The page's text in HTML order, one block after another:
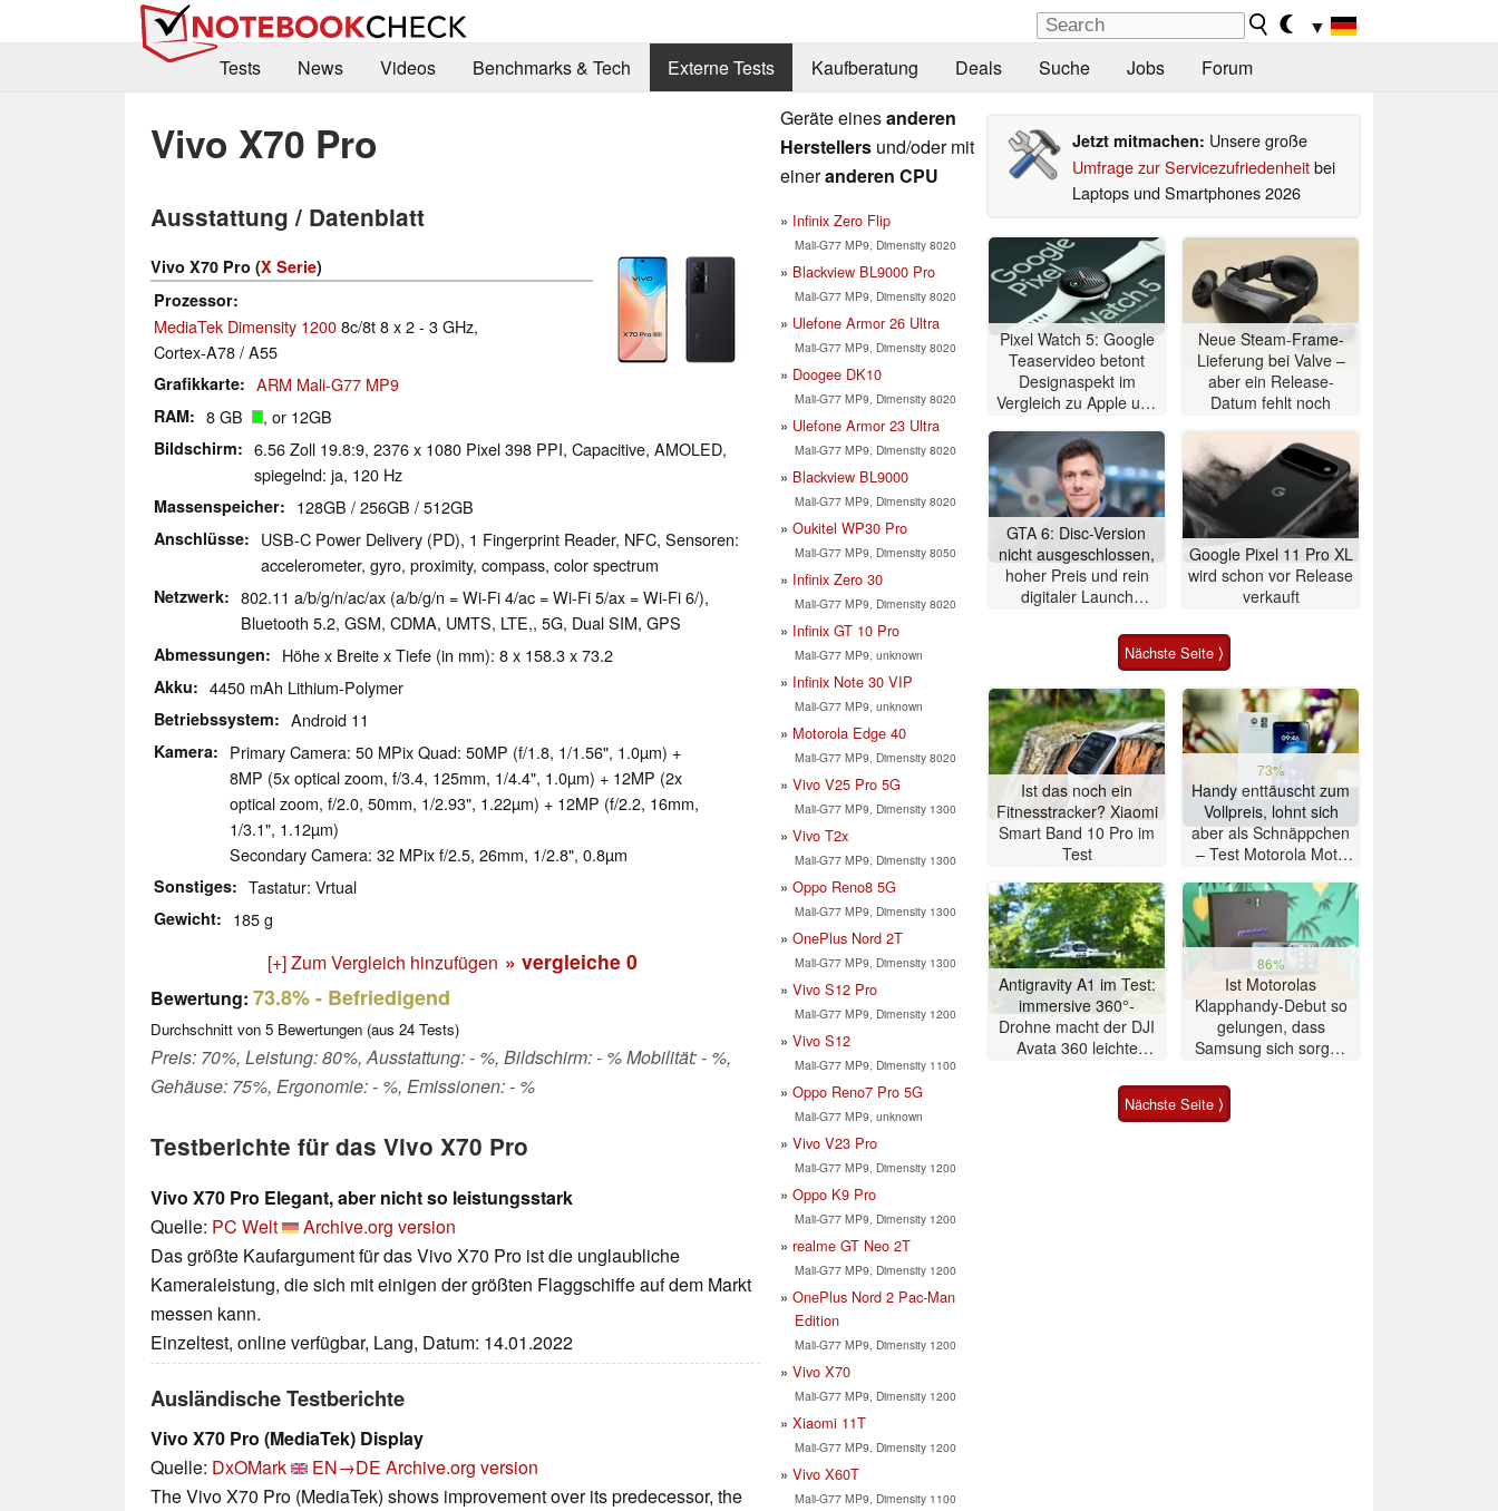
▼
Tests
News Videos Benchmarks & Tech Externe Tests Kaufberatung Deals Suche Jobs Forum
Vivo X70 Pro
Ausstattung / Datenblatt
Vivo X70 Pro (X Serie)
Prozessor
MediaTek Dimensity 12008c/8t 8 x 2 - 3 GHz,
Cortex-A78 / A55
Grafikkarte ARM Mali-G77 MP9
RAM 8 GB , or 12GB
Bildschirm
6.56 Zoll 19.8:9, 2376 x 1080 Pixel 398 PPI, Capacitive, AMOLED,
spiegelnd: ja, 120 Hz
Massenspeicher 128GB / 256GB / 512GB
Anschlüsse
USB-C Power Delivery (PD), 1 Fingerprint Reader, NFC, Sensoren:
accelerometer, gyro, proximity, compass, color spectrum
Netzwerk
802.11 a/b/g/n/ac/ax (a/b/g/n = Wi-Fi 4/ac = Wi-Fi 5/ax = Wi-Fi 6/),
Bluetooth 5.2, GSM, CDMA, UMTS, LTE,, 5G, Dual SIM, GPS
Abmessungen Höhe x Breite x Tiefe (in mm): 8 x 158.3 x 73.2
Akku 4450 mAh Lithium-Polymer
Betriebssystem Android 11
Kamera
Primary Camera: 50 MPix Quad: 50MP (f/1.8, 1/1.56", 1.0µm) +
8MP (5x optical zoom, f/3.4, 125mm, 1/4.4", 1.0µm) + 12MP (2x
optical zoom, f/2.0, 50mm, 1/2.93", 1.22µm) + 12MP (f/2.2, 16mm,
1/3.1", 1.12µm)
Secondary Camera: 32 MPix f/2.5, 26mm, 1/2.8", 0.8µm
Sonstiges Tastatur: Vrtual
Gewicht 185 g
[+] Zum Vergleich hinzufügen » vergleiche 0
Bewertung: 73.8%- Befriedigend
Durchschnitt von 5 Bewertungen (aus 24 Tests)
Preis: 70%, Leistung: 80%, Ausstattung: - %, Bildschirm: - % Mobilität: - %,
Gehäuse: 75%, Ergonomie: - %, Emissionen: - %
Testberichte für das Vivo X70 Pro
Vivo X70 Pro Elegant, aber nicht so leistungsstark
Quelle: PC Welt
Archive.org version
Das größte Kaufargument für das Vivo X70 Pro ist die unglaubliche
Kameraleistung, die sich mit einigen der größten Flaggschiffe auf dem Markt
messen kann.
Einzeltest, online verfügbar, Lang, Datum: 14.01.2022
Ausländische Testberichte
Vivo X70 Pro (MediaTek) Display
Quelle: DxOMark EN→DE Archive.org version
The Vivo X70 Pro (MediaTek) shows improvement over its predecessor, the
Geräte einesanderen
Herstellers und/oder mit
eineranderen CPU
Infinix Zero Flip
Mali-G77 MP9, Dimensity 8020
Blackview BL9000 Pro
Mali-G77 MP9, Dimensity 8020
Ulefone Armor 26 Ultra
Mali-G77 MP9, Dimensity 8020
Doogee DK10
Mali-G77 MP9, Dimensity 8020
Ulefone Armor 23 Ultra
Mali-G77 MP9, Dimensity 8020
Blackview BL9000
Mali-G77 MP9, Dimensity 8020
Oukitel WP30 Pro
Mali-G77 MP9, Dimensity 8050
Infinix Zero 30
Mali-G77 MP9, Dimensity 8020
Infinix GT 10 Pro
Mali-G77 MP9, unknown
Infinix Note 30 VIP
Mali-G77 MP9, unknown
Motorola Edge 40
Mali-G77 MP9, Dimensity 8020
Vivo V25 Pro 5G
Mali-G77 MP9, Dimensity 1300
Vivo T2x
Mali-G77 MP9, Dimensity 1300
Oppo Reno8 5G
Mali-G77 MP9, Dimensity 1300
OnePlus Nord 2T
Mali-G77 MP9, Dimensity 1300
Vivo S12 Pro
Mali-G77 MP9, Dimensity 1200
Vivo S12
Mali-G77 MP9, Dimensity 1100
Oppo Reno7 Pro 5G
Mali-G77 MP9, unknown
Vivo V23 Pro
Mali-G77 MP9, Dimensity 1200
Oppo K9 Pro
Mali-G77 MP9, Dimensity 1200
realme GT Neo 2T
Mali-G77 MP9, Dimensity 1200
OnePlus Nord 2 Pac-Man
Edition
Mali-G77 MP9, Dimensity 1200
Vivo X70
Mali-G77 MP9, Dimensity 1200
Xiaomi 11T
Mali-G77 MP9, Dimensity 1200
Vivo X60T
Mali-G77 MP9, Dimensity 1100
Jetzt mitmachen: Unsere große
Umfrage zur Servicezufriedenheitbei
Laptops und Smartphones 2026
Pixel Watch 5: Google
Teaservideo betont
Designaspekt im
Vergleich zu Apple und
Neue Steam-Frame-
Lieferung bei Valve –
aber ein Release-
Datum fehlt noch
GTA 6: Disc-Version
nicht ausgeschlossen,
hoher Preis und rein
digitaler Launch
Google Pixel 11 Pro XL
wird schon vor Release
verkauft
Nächste Seite ⟩
Ist das noch ein
Fitnesstracker? Xiaomi
Smart Band 10 Pro im
Test
73%
Handy enttäuscht zum
Vollpreis, lohnt sich
aber als Schnäppchen
– Test Motorola Moto
Antigravity A1 im Test:
immersive 360°-
Drohne macht der DJI
Avata 360 leichte
86%
Ist Motorolas
Klapphandy-Debut so
gelungen, dass
Samsung sich sorgen
Smartphone im Test
Nächste Seite ⟩